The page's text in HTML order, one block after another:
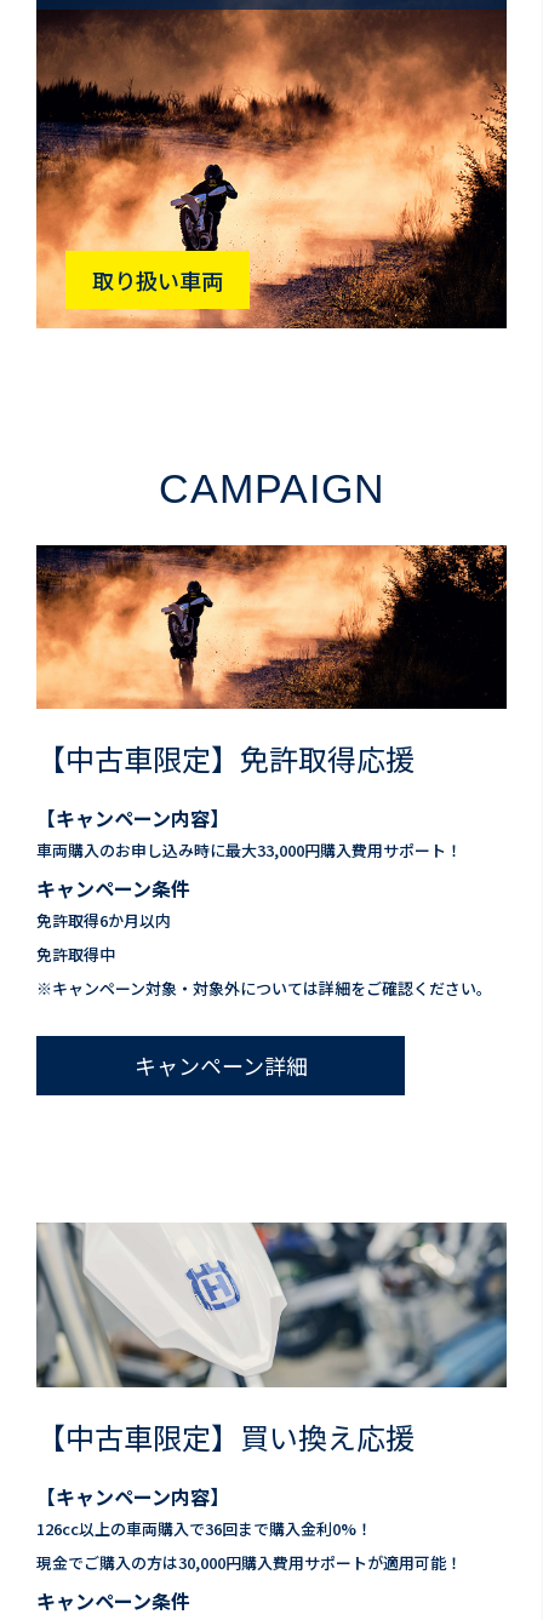
取り扱い車両
CAMPAIGN
【中古車限定】免許取得応援
【キャンペーン内容】
車両購⼊のお申し込み時に最大33,000円購入費用サポート！
キャンペーン条件
免許取得6か月以内
免許取得中
※キャンペーン対象・対象外については詳細をご確認ください。
キャンペーン詳細
【中古車限定】買い換え応援
【キャンペーン内容】
126cc以上の車両購入で36回まで購入金利0%！
現金でご購入の方は30,000円購入費用サポートが適用可能！
キャンペーン条件